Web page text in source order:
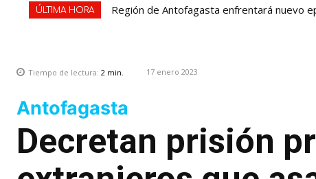
ÚLTIMA HORA Región de Antofagasta enfrentará nuevo
Tiempo de lectura: 2 min. 17 enero 2023
Antofagasta
Decretan prisión